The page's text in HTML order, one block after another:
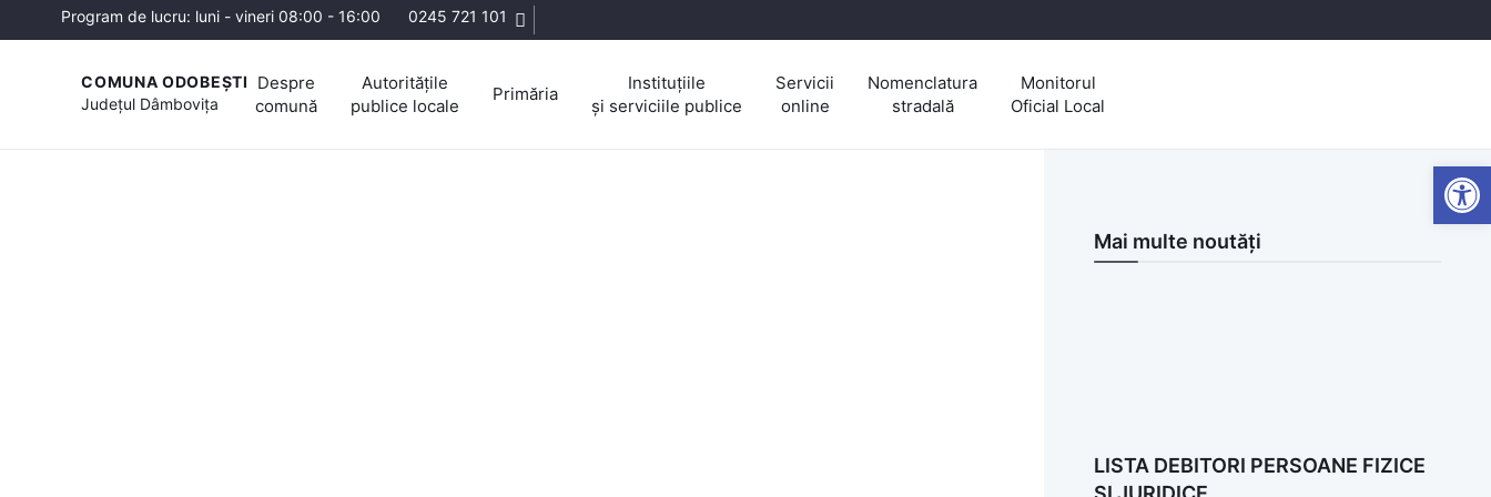
Program de lucru: luni - vineri 08:00 - 16:00 0245 721 101
COMUNA ODOBEȘTI
Județul Dâmbovița
Despre
comună
Autoritățile
publice locale
Primăria
Instituțiile
și serviciile publice
Servicii
online
Nomenclatura
stradală
Monitorul
Oficial Local
Mai multe noutăți
LISTA DEBITORI PERSOANE FIZICE